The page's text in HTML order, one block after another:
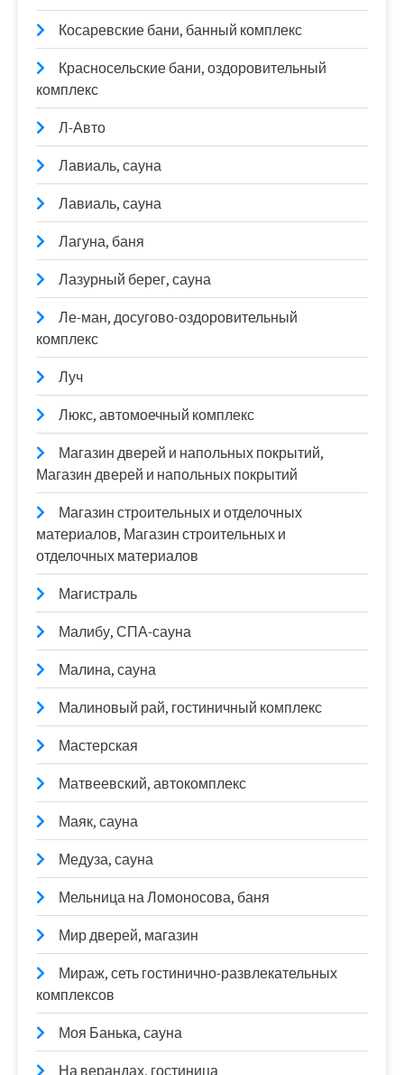
Косаревские бани, банный комплекс
Красносельские бани, оздоровительный
комплекс
Л-Авто
Лавиаль, сауна
Лавиаль, сауна
Лагуна, баня
Лазурный берег, сауна
Ле-ман, досугово-оздоровительный
комплекс
Луч
Люкс, автомоечный комплекс
Магазин дверей и напольных покрытий,
Магазин дверей и напольных покрытий
Магазин строительных и отделочных
материалов, Магазин строительных и
отделочных материалов
Магистраль
Малибу, СПА-сауна
Малина, сауна
Малиновый рай, гостиничный комплекс
Мастерская
Матвеевский, автокомплекс
Маяк, сауна
Медуза, сауна
Мельница на Ломоносова, баня
Мир дверей, магазин
Мираж, сеть гостинично-развлекательных
комплексов
Моя Банька, сауна
На верандах, гостиница